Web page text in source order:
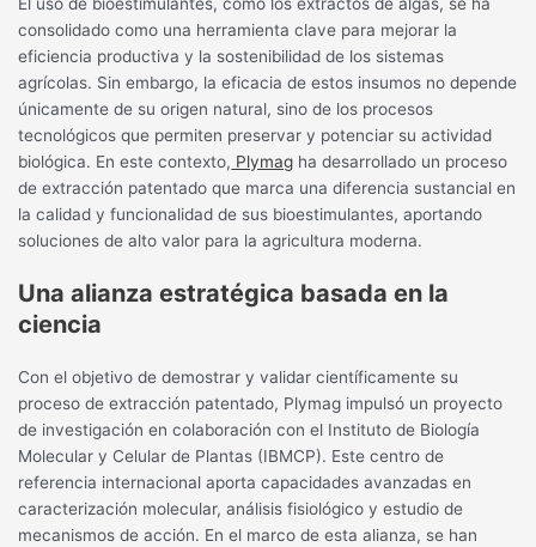
El uso de bioestimulantes, como los extractos de algas, se ha
consolidado como una herramienta clave para mejorar la
eficiencia productiva y la sostenibilidad de los sistemas
agrícolas. Sin embargo, la eficacia de estos insumos no depende
únicamente de su origen natural, sino de los procesos
tecnológicos que permiten preservar y potenciar su actividad
biológica. En este contexto, Plymag ha desarrollado un proceso
de extracción patentado que marca una diferencia sustancial en
la calidad y funcionalidad de sus bioestimulantes, aportando
soluciones de alto valor para la agricultura moderna.
Una alianza estratégica basada en la
ciencia
Con el objetivo de demostrar y validar científicamente su
proceso de extracción patentado, Plymag impulsó un proyecto
de investigación en colaboración con el Instituto de Biología
Molecular y Celular de Plantas (IBMCP). Este centro de
referencia internacional aporta capacidades avanzadas en
caracterización molecular, análisis fisiológico y estudio de
mecanismos de acción. En el marco de esta alianza, se han